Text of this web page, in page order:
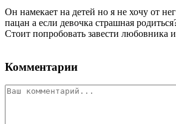
Он намекает на детей но я не хочу от
пацан а если девочка страшная
Стоит попробовать завести любовника
Комментарии